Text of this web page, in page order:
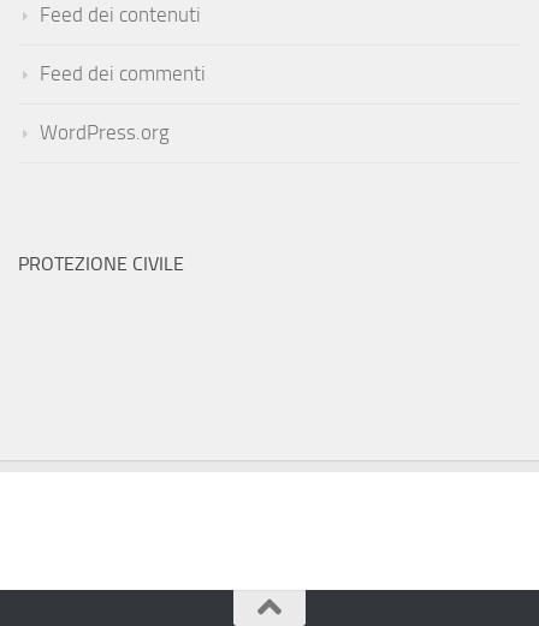
Feed dei contenuti
Feed dei commenti
WordPress.org
PROTEZIONE CIVILE